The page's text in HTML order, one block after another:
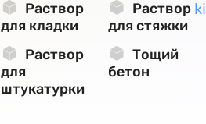
Раствор
для кладки
Раствор
для стяжки
Раствор
для
штукатурки
Тощий
бетон